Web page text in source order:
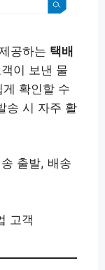
공하는 택배
이 보낸 물
확인할 수
송 시 자주 활
출발, 배송
고객